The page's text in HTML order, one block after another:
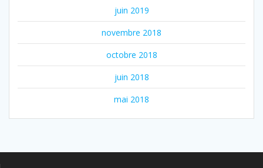
juin 2019
novembre 2018
octobre 2018
juin 2018
mai 2018